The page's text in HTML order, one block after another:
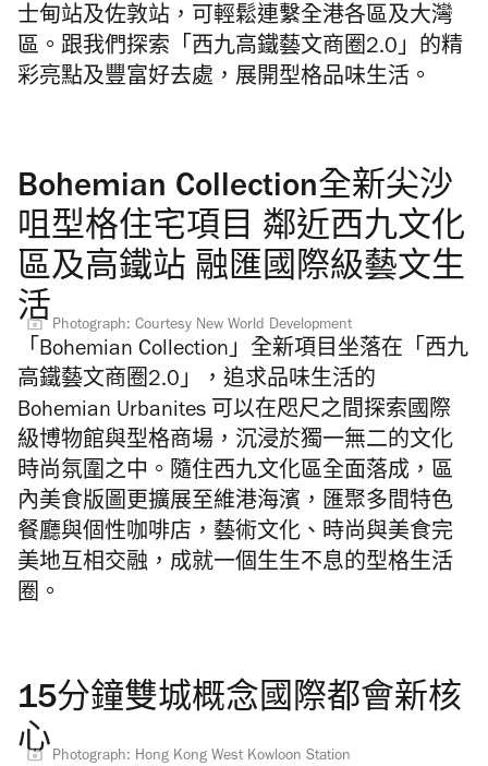
士甸站及佐敦站，可輕鬆連繫全港各區及大灣
區。跟我們探索「西九高鐵藝文商圈2.0」的精
彩亮點及豐富好去處，展開型格品味生活。
Bohemian Collection全新尖沙
咀型格住宅項目 鄰近西九文化
區及高鐵站 融匯國際級藝文生
活 Photograph: Courtesy New World Development
「Bohemian Collection」全新項目坐落在「西九
高鐵藝文商圈2.0」，追求品味生活的
Bohemian Urbanites 可以在咫尺之間探索國際
級博物館與型格商場，沉浸於獨一無二的文化
時尚氛圍之中。隨住西九文化區全面落成，區
內美食版圖更擴展至維港海濱，匯聚多間特色
餐廳與個性咖啡店，藝術文化、時尚與美食完
美地互相交融，成就一個生生不息的型格生活
圈。
15分鐘雙城概念國際都會新核
心 Photograph: Hong Kong West Kowloon Station